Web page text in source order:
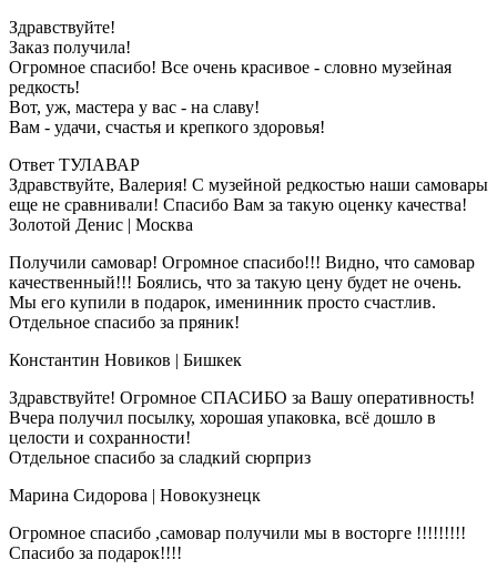
Здравствуйте!
Заказ получила!
Огромное спасибо! Все очень красивое - словно музейная
редкость!
Вот, уж, мастера у вас - на славу!
Вам - удачи, счастья и крепкого здоровья!
Ответ ТУЛАВАР
Здравствуйте, Валерия! С музейной редкостью наши самовары
еще не сравнивали! Спасибо Вам за такую оценку качества!
Золотой Денис | Москва
Получили самовар! Огромное спасибо!!! Видно, что самовар
качественный!!! Боялись, что за такую цену будет не очень.
Мы его купили в подарок, именинник просто счастлив.
Отдельное спасибо за пряник!
Константин Новиков | Бишкек
Здравствуйте! Огромное СПАСИБО за Вашу оперативность!
Вчера получил посылку, хорошая упаковка, всё дошло в
целости и сохранности!
Отдельное спасибо за сладкий сюрприз
Марина Сидорова | Новокузнецк
Огромное спасибо ,самовар получили мы в восторге !!!!!!!!!
Спасибо за подарок!!!!